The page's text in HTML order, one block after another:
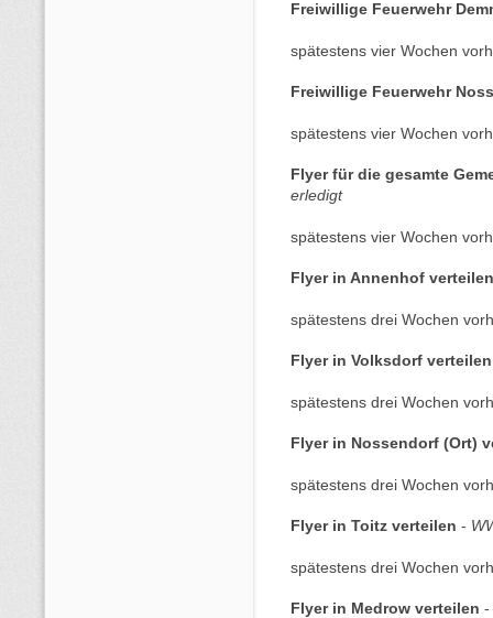
Freiwillige Feuerwehr
spätestens vier Wochen
Freiwillige Feuerwehr
spätestens vier Wochen
Flyer für die gesamte
erledigt
spätestens vier Wochen
Flyer in Annenhof verteilen
spätestens drei Wochen
Flyer in Volksdorf verteilen
spätestens drei Wochen
Flyer in Nossendorf (Ort)
spätestens drei Wochen
Flyer in Toitz verteilen -
spätestens drei Wochen
Flyer in Medrow verteilen -